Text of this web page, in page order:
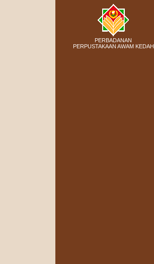
PERBADANAN
PERPUSTAKAAN AWAM KEDAH